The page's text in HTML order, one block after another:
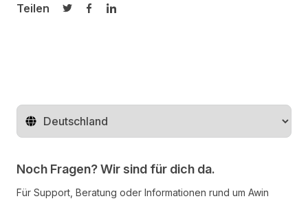
Teilen
Auf Twitter teilen
Auf Facebook teilen
Auf LinkedIn teilen
Region ändern
Noch Fragen? Wir sind für dich da.
Für Support, Beratung oder Informationen rund um Awin